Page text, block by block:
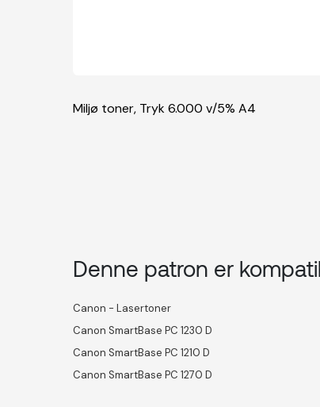
Miljø toner, Tryk 6.000 v/5% A4
Denne patron er
Canon - Lasertoner
Canon SmartBase PC 1230 D
Canon SmartBase PC 1210 D
Canon SmartBase PC 1270 D